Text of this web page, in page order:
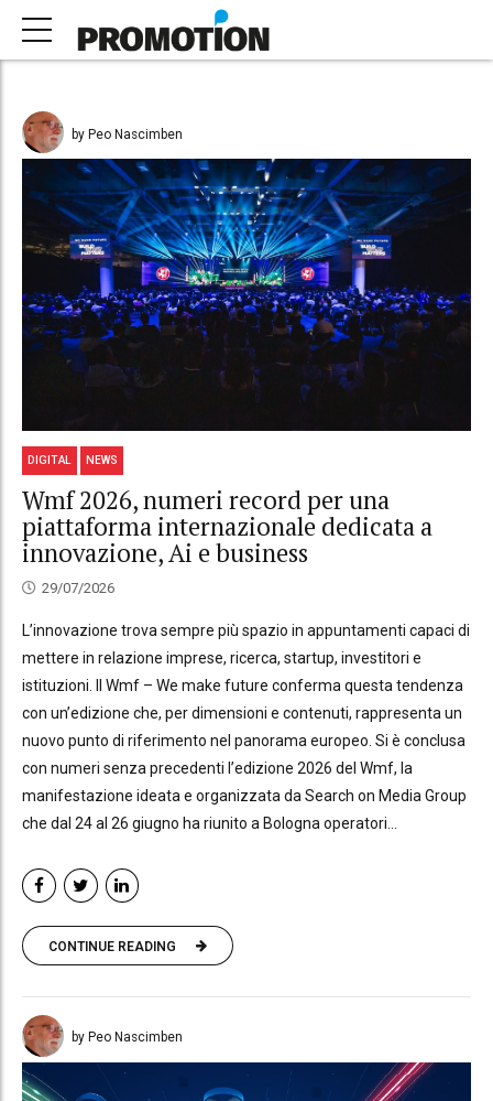
by Peo Nascimben
DIGITAL NEWS
Wmf 2026, numeri record per una
piattaforma internazionale dedicata a
innovazione, Ai e business
29/07/2026
L’innovazione trova sempre più spazio in appuntamenti capaci di
mettere in relazione imprese, ricerca, startup, investitori e
istituzioni. Il Wmf – We make future conferma questa tendenza
con un’edizione che, per dimensioni e contenuti, rappresenta un
nuovo punto di riferimento nel panorama europeo. Si è conclusa
con numeri senza precedenti l’edizione 2026 del Wmf, la
manifestazione ideata e organizzata da Search on Media Group
che dal 24 al 26 giugno ha riunito a Bologna operatori...
CONTINUE READING
by Peo Nascimben